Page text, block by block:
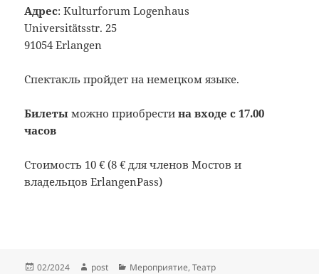
Адрес: Kulturforum Logenhaus
Universitätsstr. 25
91054 Erlangen
Спектакль пройдет на немецком языке.
Билеты можно приобрестина входе c 17.00
часов
Стоимость 10 € (8 € для членов Мостов и
владельцов ErlangenPass)
Опубликовано
02/2024 Автор
post Рубрики
Мероприятие,Театр